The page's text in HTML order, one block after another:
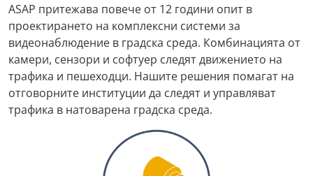
ASAP притежава повече от 12 години опит в
проектирането на комплексни системи за
видеонаблюдение в градска среда. Комбинацията от
камери, сензори и софтуер следят движението на
трафика и пешеходци. Нашите решения помагат на
отговорните институции да следят и управляват
трафика в натоварена градска среда.